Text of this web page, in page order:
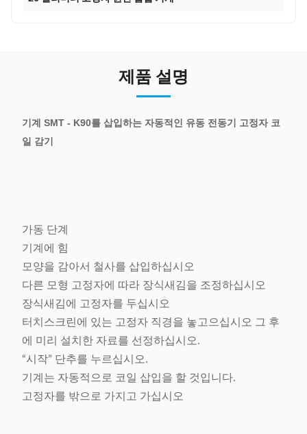
제품 설명
기계 SMT - K90를 삽입하는 자동적인 유동 전동기 고정자 코
일 감기
가동 단계
기계에 힘
모양을 감아서 철사를 삽입하십시오
다른 모형 고정자에 따라 장식새김을 조정하십시오
장식새김에 고정자를 두십시오
터치스크린에 있는 고정자 직경을 놓고으십시오 그 후
에 미리 설치한 자료를 선정하십시오.
“시작” 단추를 누르십시오.
기계는 자동적으로 코일 삽입을 할 것입니다.
고정자를 밖으로 가지고 가십시오